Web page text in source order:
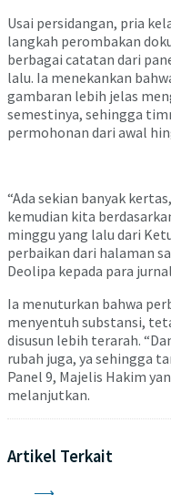
Usai persidangan, pria
langkah perombakan
berbagai catatan dari
lalu. Ia menekankan
gambaran lebih jelas
semestinya, sehingga
permohonan dari awal
“Ada sekian banyak
kemudian kita
minggu yang lalu dari
perbaikan dari halaman
Deolipa kepada para
Ia menuturkan bahwa
menyentuh substansi,
disusun lebih terarah.
rubah juga, ya sehingga
Panel 9, Majelis Hakim
melanjutkan.
Artikel Terkait